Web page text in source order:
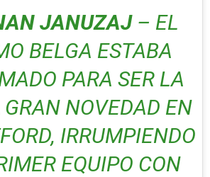
JANUZAJ – EL
BELGA ESTABA
PARA SER LA
NOVEDAD EN
IRRUMPIENDO
EQUIPO CON